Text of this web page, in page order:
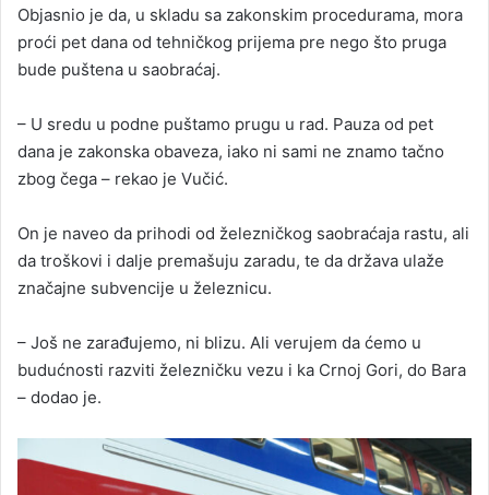
Objasnio je da, u skladu sa zakonskim procedurama, mora
proći pet dana od tehničkog prijema pre nego što pruga
bude puštena u saobraćaj.
– U sredu u podne puštamo prugu u rad. Pauza od pet
dana je zakonska obaveza, iako ni sami ne znamo tačno
zbog čega – rekao je Vučić.
On je naveo da prihodi od železničkog saobraćaja rastu, ali
da troškovi i dalje premašuju zaradu, te da država ulaže
značajne subvencije u železnicu.
– Još ne zarađujemo, ni blizu. Ali verujem da ćemo u
budućnosti razviti železničku vezu i ka Crnoj Gori, do Bara
– dodao je.